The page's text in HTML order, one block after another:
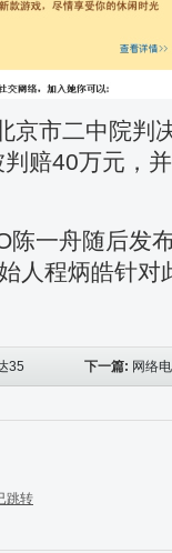
京市二中院判
赔40万元，
陈一舟随后发
人程炳皓针
35 下一篇: 网络
跳转